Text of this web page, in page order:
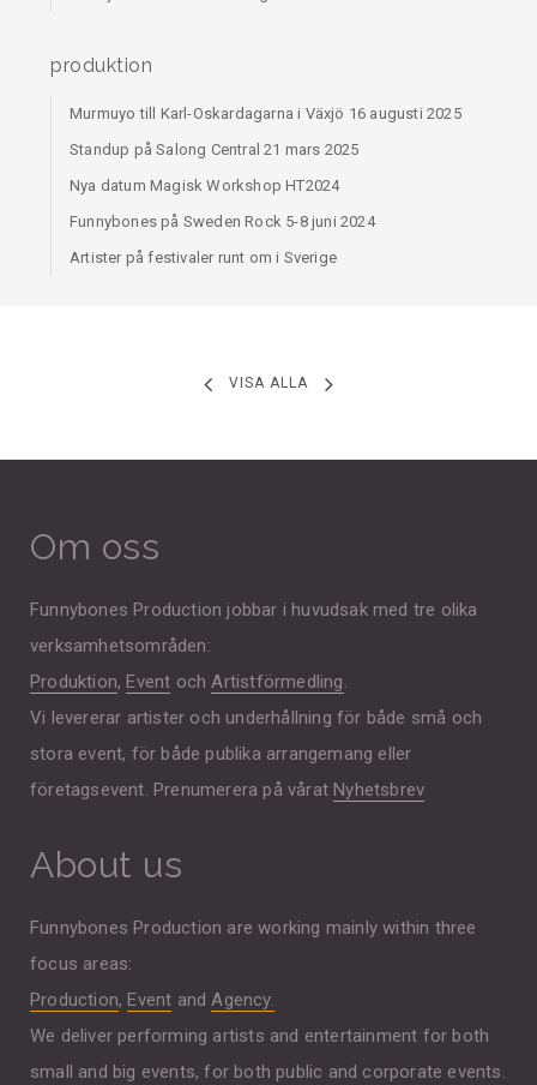
produktion
Murmuyo till Karl-Oskardagarna i Växjö 16 augusti 2025
Standup på Salong Central 21 mars 2025
Nya datum Magisk Workshop HT2024
Funnybones på Sweden Rock 5-8 juni 2024
Artister på festivaler runt om i Sverige
VISA ALLA
Om oss
Funnybones Production jobbar i huvudsak med tre olika
verksamhetsområden:
Produktion, Event ochArtistförmedling.
Vi levererar artister och underhållning för både små och
stora event, för både publika arrangemang eller
företagsevent. Prenumerera på vårat Nyhetsbrev
About us
Funnybones Production are working mainly within three
focus areas:
Production, Event andAgency.
We deliver performing artists and entertainment for both
small and big events, for both public and corporate events.